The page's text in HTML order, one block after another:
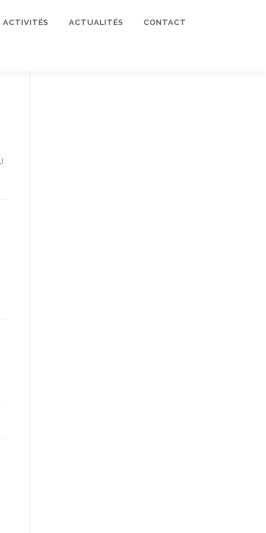
ACTIVITÉS ACTUALITÉS CONTACT